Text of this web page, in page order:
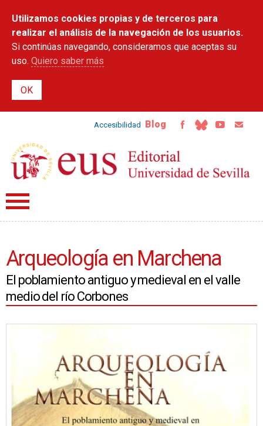
contenido
principal
Utilizamos cookies propias y de terceros para
realizar el análisis de la navegación de los usuarios.
Si continúas navegando, consideramos que aceptas su
uso. Quiero saber más
Accesibilidad Blog
Arqueología en Marchena
El poblamiento antiguo y medieval en el valle
medio del río Corbones